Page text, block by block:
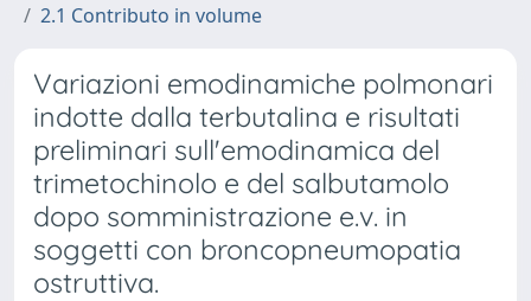
2.1 Contributo in volume
Variazioni emodinamiche polmonari
indotte dalla terbutalina e risultati
preliminari sull'emodinamica del
trimetochinolo e del salbutamolo
dopo somministrazione e.v. in
soggetti con broncopneumopatia
ostruttiva.